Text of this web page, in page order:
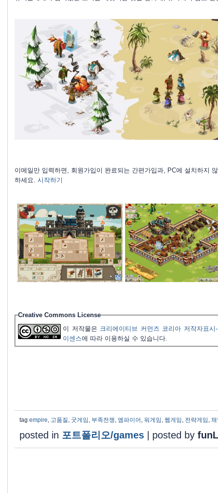
이메일만 입력하면, 회원가입이 완료되는 간편가입과, PC에 설치하지
하세요. 시작하기
Creative Commons License
이 저작물은 크리에이티브 커먼즈 코리아 저작자표
이센스에 따라 이용하실 수 있습니다.
tag empire, 고품질 , 굿게임 , 부족전쟁, 엠파이어 , 워게임 , 웹게임 , 전략게임 ,
posted in 포트폴리오/games posted by